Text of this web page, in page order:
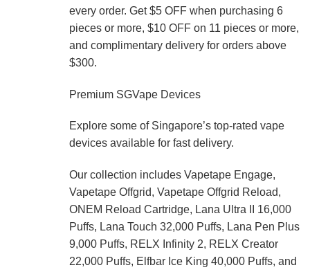
every order. Get $5 OFF when purchasing 6
pieces or more, $10 OFF on 11 pieces or more,
and complimentary delivery for orders above
$300.
Premium SGVape Devices
Explore some of Singapore’s top-rated vape
devices available for fast delivery.
Our collection includes Vapetape Engage,
Vapetape Offgrid, Vapetape Offgrid Reload,
ONEM Reload Cartridge, Lana Ultra II 16,000
Puffs, Lana Touch 32,000 Puffs, Lana Pen Plus
9,000 Puffs, RELX Infinity 2, RELX Creator
22,000 Puffs, Elfbar Ice King 40,000 Puffs, and